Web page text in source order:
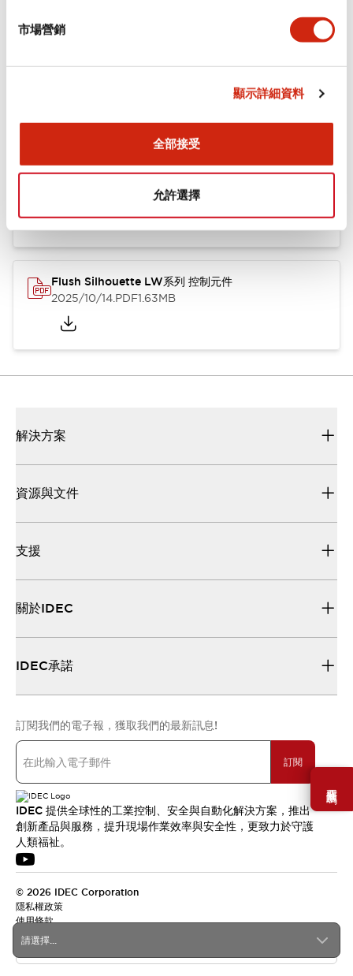
市場營銷
顯示詳細資料
全部接受
允許選擇
需要幫助嗎？
Flush Silhouette LW系列 控制元件 (英文版)
1.23MB
Flush Silhouette LW系列 控制元件
2025/10/14.PDF1.63MB
請選擇...
解決方案
資源與文件
支援
關於IDEC
IDEC承諾
訂閱我們的電子報，獲取我們的最新訊息!
訂閱
IDEC 提供全球性的工業控制、安全與自動化解決方案，推出
創新產品與服務，提升現場作業效率與安全性，更致力於守護
人類福祉。
© 2026 IDEC Corporation
隱私權政策
使用條款
台灣